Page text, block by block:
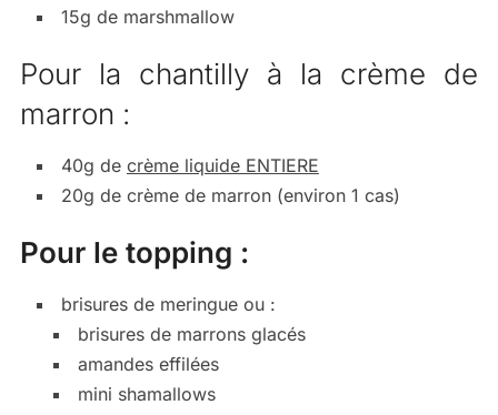
15g de marshmallow
Pour la chantilly à la crème de
marron :
40g de crème liquide ENTIERE
20g de crème de marron (environ 1 cas)
Pour le topping :
brisures de meringue ou :
brisures de marrons glacés
amandes effilées
mini shamallows